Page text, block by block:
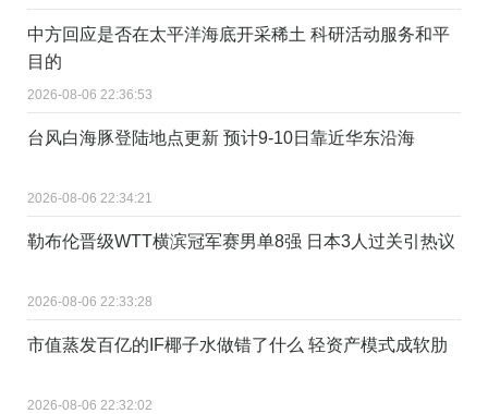
中方回应是否在太平洋海底开采稀土 科研活动服务和平
目的
2026-08-06 22:36:53
台风白海豚登陆地点更新 预计9-10日靠近华东沿海
2026-08-06 22:34:21
勒布伦晋级WTT横滨冠军赛男单8强 日本3人过关引热议
2026-08-06 22:33:28
市值蒸发百亿的IF椰子水做错了什么 轻资产模式成软肋
2026-08-06 22:32:02